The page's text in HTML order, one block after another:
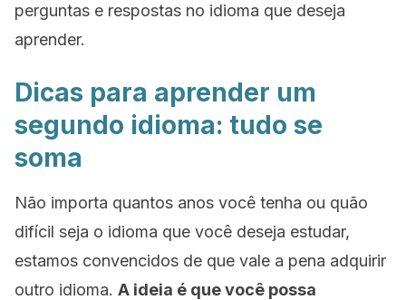
perguntas e respostas no idioma que deseja
aprender.
Dicas para aprender um
segundo idioma: tudo se
soma
Não importa quantos anos você tenha ou quão
difícil seja o idioma que você deseja estudar,
estamos convencidos de que vale a pena adquirir
outro idioma. A ideia é que você possa